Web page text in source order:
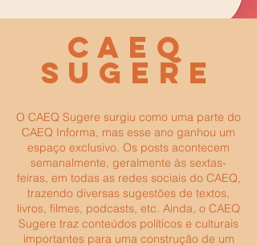
CAEQ
Sugere
O CAEQ Sugere surgiu como uma parte do
CAEQ Informa, mas esse ano ganhou um
espaço exclusivo. Os posts acontecem
semanalmente, geralmente às sextas-
feiras, em todas as redes sociais do CAEQ,
trazendo diversas sugestões de textos,
livros, filmes, podcasts, etc. Ainda, o CAEQ
Sugere traz conteúdos políticos e culturais
importantes para uma construção de um